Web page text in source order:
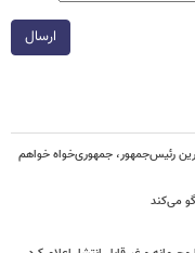
ارسال
رئیس‌جمهور، جمهوری‌خواه خواهم
می‌کند